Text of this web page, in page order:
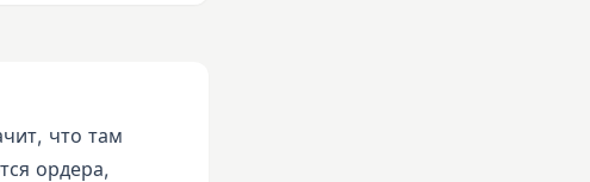
что там
ордера,